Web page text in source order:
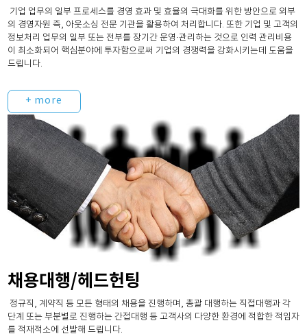
기업 업무의 일부 프로세스를 경영 효과 및 효율의 극대화를 위한 방안으로 외부
의 경영자원 즉, 아웃소싱 전문 기관을 활용하여 처리합니다. 또한 기업 및 고객의
정보처리 업무의 일부 또는 전부를 장기간 운영·관리하는 것으로 인력 관리비용
이 최소화되어 핵심분야에 투자함으로써 기업의 경쟁력을 강화시키는데 도움을
드립니다.
+ more
채용대행/헤드헌팅
정규직, 계약직 등 모든 형태의 채용을 진행하며, 총괄 대행하는 직접대행과 각
단계 또는 부분별로 진행하는 간접대행 등 고객사의 다양한 환경에 적합한 적임자
를 적재적소에 선발해 드립니다.